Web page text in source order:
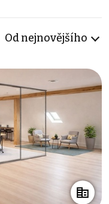
Od nejnovějšího